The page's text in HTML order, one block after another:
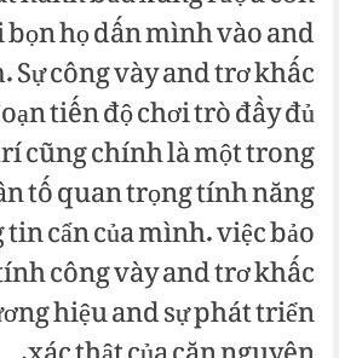
họ dấn mình vào and
công vày and trơ khấc
tiến độ chơi trò đầy đủ
cũng chính là một trong
tố quan trọng tính năng
cẩn của mình. việc bảo
công vày and trơ khấc
hiệu and sự phát triển